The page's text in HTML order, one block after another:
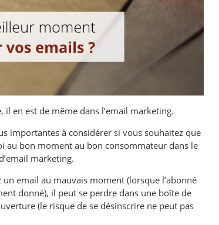
en est de même dans l’email marketing.
importantes à considérer si vous souhaitez que
au bon moment au bon consommateur dans le
marketing.
email au mauvais moment (lorsque l’abonné
donné), il peut se perdre dans une boîte de
(le risque de se désinscrire ne peut pas